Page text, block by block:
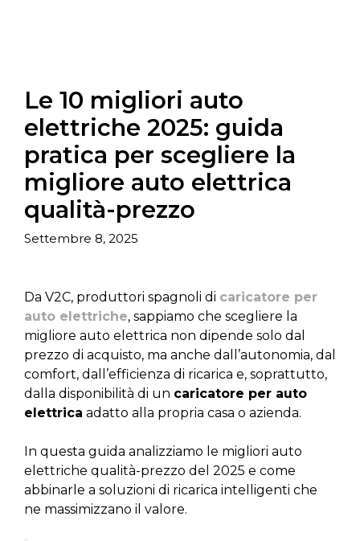
Le 10 migliori auto
elettriche 2025: guida
pratica per scegliere la
migliore auto elettrica
qualità-prezzo
Settembre 8, 2025
Da V2C, produttori spagnoli di caricatore per
auto elettriche, sappiamo che scegliere la
migliore auto elettrica non dipende solo dal
prezzo di acquisto, ma anche dall’autonomia, dal
comfort, dall’efficienza di ricarica e, soprattutto,
dalla disponibilità di un caricatore per auto
elettrica adatto alla propria casa o azienda.
In questa guida analizziamo le migliori auto
elettriche qualità-prezzo del 2025 e come
abbinarle a soluzioni di ricarica intelligenti che
ne massimizzano il valore.